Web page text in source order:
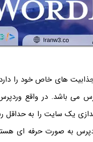
های خاص خود را
یک سایت را به حداقل
به صورت حرفه ای